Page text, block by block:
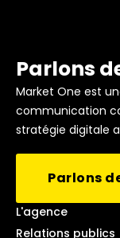
Parlons
Market One est
communication
stratégie digitale
Parlons
L'agence
Relations publics